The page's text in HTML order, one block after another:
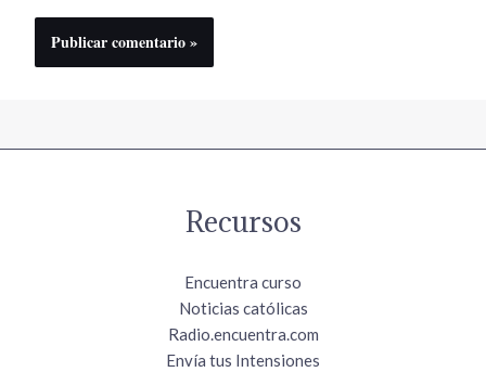
Recursos
Encuentra curso
Noticias católicas
Radio.encuentra.com
Envía tus Intensiones